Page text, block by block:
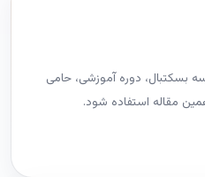
بسکتبال، دوره آموزشی، حامی
مقاله استفاده شود.